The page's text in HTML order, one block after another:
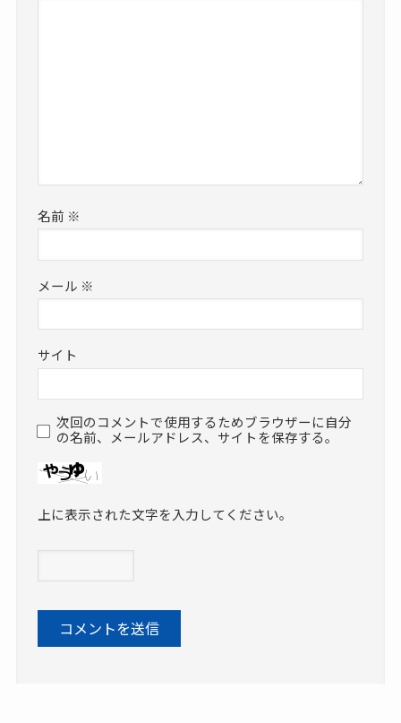
名前 ※
メール ※
サイト
次回のコメントで使用するためブラウザーに自分
の名前、メールアドレス、サイトを保存する。
上に表示された文字を入力してください。